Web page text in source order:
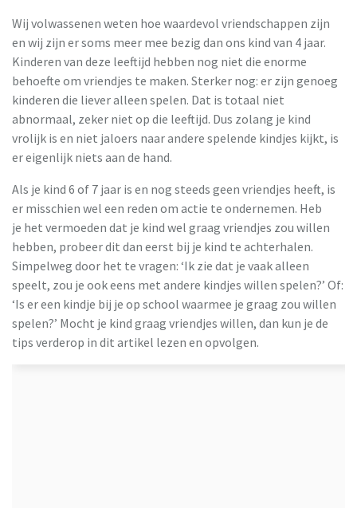
Wij volwassenen weten hoe waardevol vriendschappen zijn
en wij zijn er soms meer mee bezig dan ons kind van 4 jaar.
Kinderen van deze leeftijd hebben nog niet die enorme
behoefte om vriendjes te maken. Sterker nog: er zijn genoeg
kinderen die liever alleen spelen. Dat is totaal niet
abnormaal, zeker niet op die leeftijd. Dus zolang je kind
vrolijk is en niet jaloers naar andere spelende kindjes kijkt, is
er eigenlijk niets aan de hand.
Als je kind 6 of 7 jaar is en nog steeds geen vriendjes heeft, is
er misschien wel een reden om actie te ondernemen. Heb
je het vermoeden dat je kind wel graag vriendjes zou willen
hebben, probeer dit dan eerst bij je kind te achterhalen.
Simpelweg door het te vragen: ‘Ik zie dat je vaak alleen
speelt, zou je ook eens met andere kindjes willen spelen?’ Of:
‘Is er een kindje bij je op school waarmee je graag zou willen
spelen?’ Mocht je kind graag vriendjes willen, dan kun je de
tips verderop in dit artikel lezen en opvolgen.